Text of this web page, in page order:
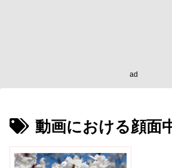
ad
動画における顔面